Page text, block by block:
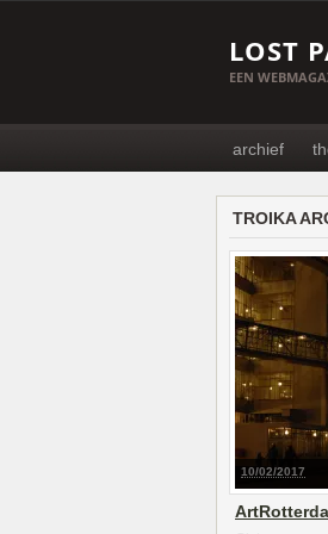
LOST
EEN
archief
TROIKA
10/02/2017